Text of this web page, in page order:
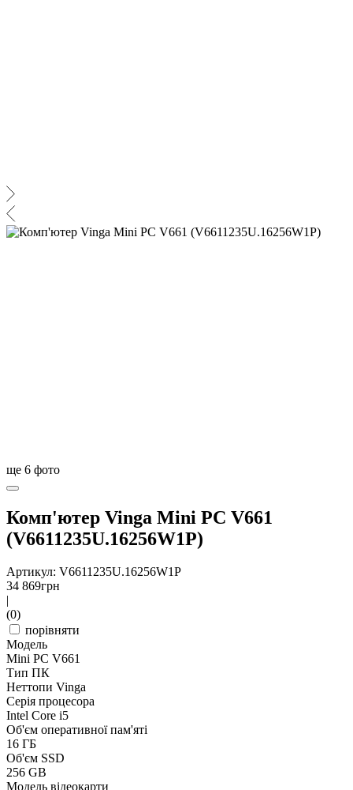
ще 6 фото
Комп'ютер Vinga Mini PC V661
(V6611235U.16256W1P)
Артикул: V6611235U.16256W1P
34 869грн
(0)
порівняти
Модель
Mini PC V661
Тип ПК
Неттопи Vinga
Серія процесора
Intel Core i5
Об'єм оперативної пам'яті
16 ГБ
Об'єм SSD
256 GB
Модель відеокарти